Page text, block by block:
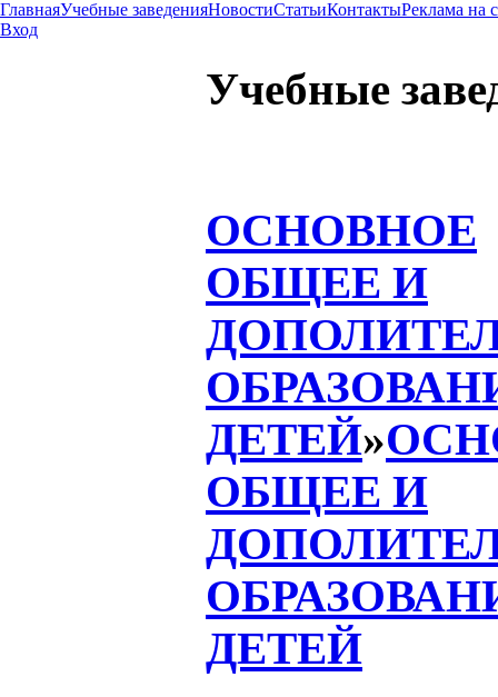
ГлавнаяУчебные заведенияНовостиСтатьиКонтактыРеклама на
Вход
Учебные
ОСНОВНОЕ
ОБЩЕЕ И
ДЕТЕЙ»
ОБЩЕЕ И
ДЕТЕЙ